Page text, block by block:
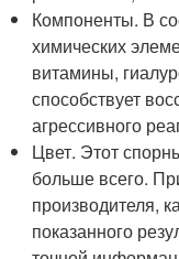
Компоненты. В
химических
витамины,
способствует
агрессивного
Цвет. Этот
больше всего.
производителя,
показанного